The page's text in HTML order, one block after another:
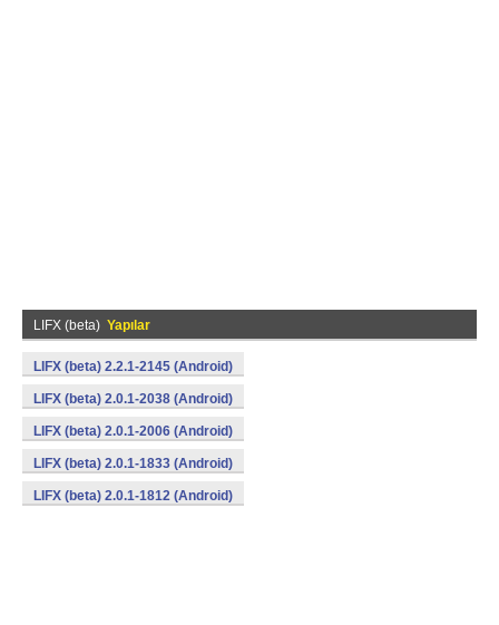
LIFX (beta) Yapılar
LIFX (beta) 2.2.1-2145 (Android)
LIFX (beta) 2.0.1-2038 (Android)
LIFX (beta) 2.0.1-2006 (Android)
LIFX (beta) 2.0.1-1833 (Android)
LIFX (beta) 2.0.1-1812 (Android)